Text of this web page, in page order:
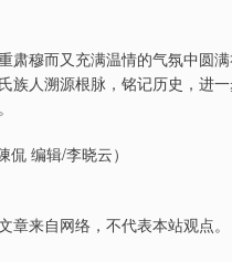
肃穆而又充满温情的气氛中圆
族人溯源根脉，铭记历史，进
侃 编辑/李晓云）
章来自网络，不代表本站观点。